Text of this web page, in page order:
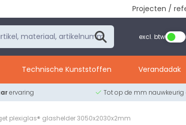
Projecten /
excl. btw
Technische Kunststoffen Verandadak
ervaring Tot op de mm nauwkeurig
plexiglas® glashelder 3050x2030x2mm